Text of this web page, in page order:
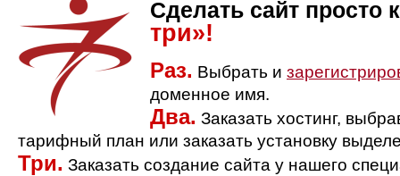
Сделать сайт просто
три»!
Раз. Выбрать и
доменное имя.
Два. Заказать хостинг,
тарифный план или заказать установку
Три. Заказать создание сайта у нашего